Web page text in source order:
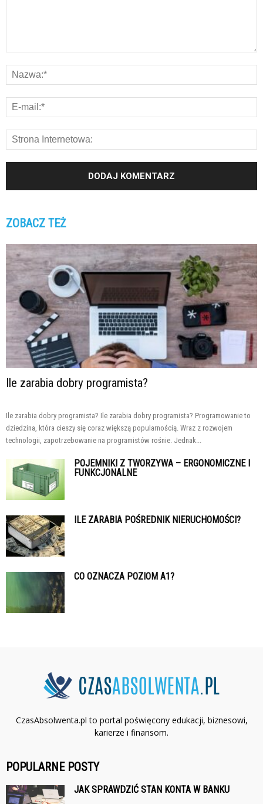
ZOBACZ TEŻ
Ile zarabia dobry programista?
Ile zarabia dobry programista? Ile zarabia dobry programista? Programowanie to
dziedzina, która cieszy się coraz większą popularnością. Wraz z rozwojem
technologii, zapotrzebowanie na programistów rośnie. Jednak...
POJEMNIKI Z TWORZYWA – ERGONOMICZNE I
FUNKCJONALNE
ILE ZARABIA POŚREDNIK NIERUCHOMOŚCI?
CO OZNACZA POZIOM A1?
CzasAbsolwenta.pl to portal poświęcony edukacji, biznesowi,
karierze i finansom.
POPULARNE POSTY
JAK SPRAWDZIĆ STAN KONTA W BANKU